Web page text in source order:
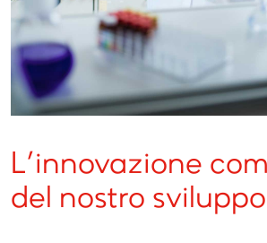
L’innovazione
del nostro